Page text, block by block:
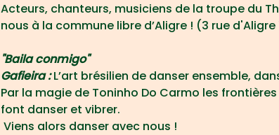
Acteurs, chanteurs, musiciens de la troupe du
nous à la commune libre d’Aligre ! (3 rue d'Aligre
"Baila conmigo"
Gafieira : L’art brésilien de danser ensemble,
Par la magie de Toninho Do Carmo les
font danser et vibrer.
Viens alors danser avec nous !